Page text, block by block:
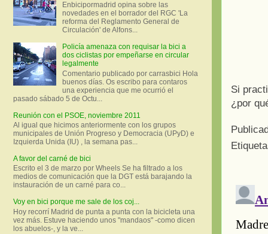
Si
¿por
Enbicipormadrid opina sobre las
novedades en el borrador del RGC 'La
reforma del Reglamento General de
Circulación' de Alfons...
Policía amenaza con requisar la bici a
dos ciclistas por empeñarse en circular
legalmente
Comentario publicado por carrasbici Hola
buenos días. Os escribo para contaros
una experiencia que me ocurrió el
pasado sábado 5 de Octu...
Reunión con el PSOE, noviembre 2011
Al igual que hicimos anteriormente con los grupos
municipales de Unión Progreso y Democracia (UPyD) e
Izquierda Unida (IU) , la semana pas...
A favor del carné de bici
Escrito el 3 de marzo por Wheels Se ha filtrado a los
medios de comunicación que la DGT está barajando la
instauración de un carné para co...
Voy en bici porque me sale de los coj...
Hoy recorrí Madrid de punta a punta con la bicicleta una
vez más. Estuve haciendo unos "mandaos" -como dicen
los abuelos-, y la ve...